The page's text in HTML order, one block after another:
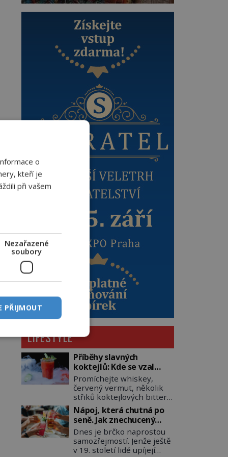
LIFESTYLE
Příběhy slavných
koktejlů: Kde se vzal
Manhattan a Bloody
Mary?
Promíchejte whiskey,
červený vermut, několik
střiků koktejlových bitters
a led, sceďte, ozdobte
koktejlovou třešinkou a
tadá… Manhattan je tu! A
pokud to má být skutečně
on, dejte si pozor, ať místo
klasické americké rye
Nápoj, která chutná po
seně. Jak znechucený
Američan vymyslel brčko
Dnes je brčko naprostou
samozřejmostí. Jenže ještě
v 19. století lidé upíjejí
o
kteří je
při vašem
Nezařazené
soubory
PŘIJMOUT